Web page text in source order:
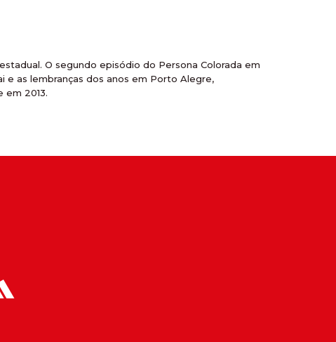
O segundo episódio do Persona Colorada em
e as lembranças dos anos em Porto Alegre,
em 2013.